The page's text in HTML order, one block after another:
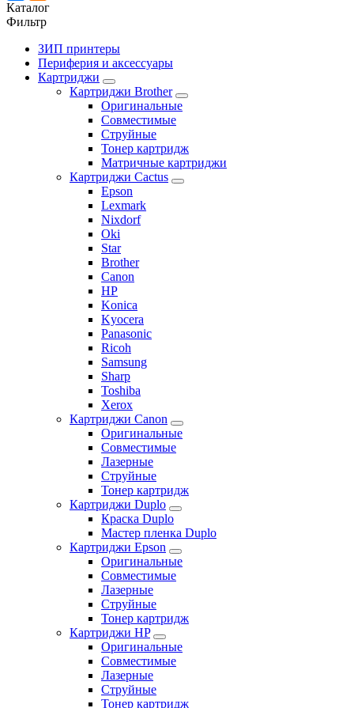
Каталог
Фильтр
ЗИП принтеры
Периферия и аксессуары
Картриджи
Картриджи Brother
Оригинальные
Совместимые
Струйные
Тонер картридж
Матричные картриджи
Картриджи Cactus
Epson
Lexmark
Nixdorf
Oki
Star
Brother
Canon
HP
Konica
Kyocera
Panasonic
Ricoh
Samsung
Sharp
Toshiba
Xerox
Картриджи Canon
Оригинальные
Совместимые
Лазерные
Струйные
Тонер картридж
Картриджи Duplo
Краска Duplo
Мастер пленка Duplo
Картриджи Epson
Оригинальные
Совместимые
Лазерные
Струйные
Тонер картридж
Картриджи HP
Оригинальные
Совместимые
Лазерные
Струйные
Тонер картридж